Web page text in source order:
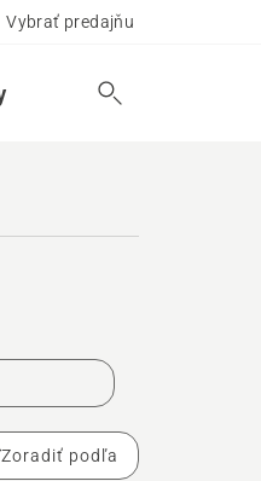
Vybrať predajňu
Zoradiť podľa